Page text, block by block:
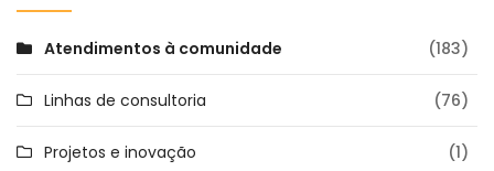
Atendimentos à comunidade (183)
Linhas de consultoria (76)
Projetos e inovação (1)